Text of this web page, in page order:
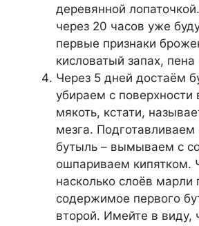
деревянной
через 20 часов уже
первые признаки
кисловатый запах,
Через 5 дней достаём
убираем с
мякоть, кстати,
мезга.
бутыль – вымываем с
ошпариваем кипятком.
насколько слоёв
содержимое первого
второй. Имейте в виду,